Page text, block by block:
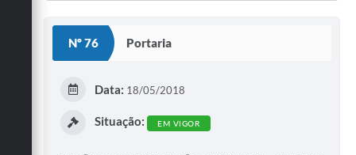
Nº 76 Portaria
Data: 18/05/2018
Situação: EM VIGOR